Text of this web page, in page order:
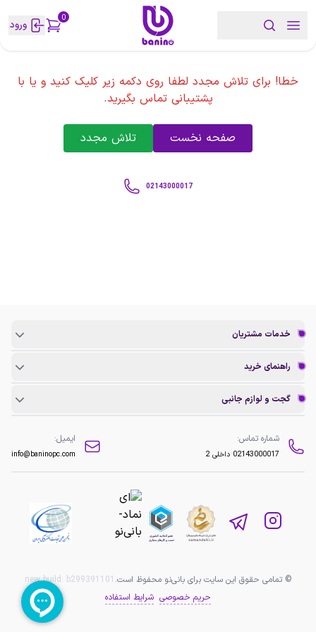
0 ورود
خطا! برای تلاش مجدد لطفا روی دکمه زیر کلیک کنید و یا با
پشتیبانی تماس بگیرید.
صفحه نخست تلاش مجدد
02143000017
خدمات مشتریان
راهنمای خرید
گجت و لوازم جانبی
شماره تماس:
02143000017 داخلی 2
ایمیل:
info@baninopc.com
© تمامی حقوق این سایت برای بانی‌نو محفوظ است. new build: b299391101
حریم خصوصی شرایط استفاده